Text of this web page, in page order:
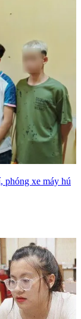
phóng xe máy hú